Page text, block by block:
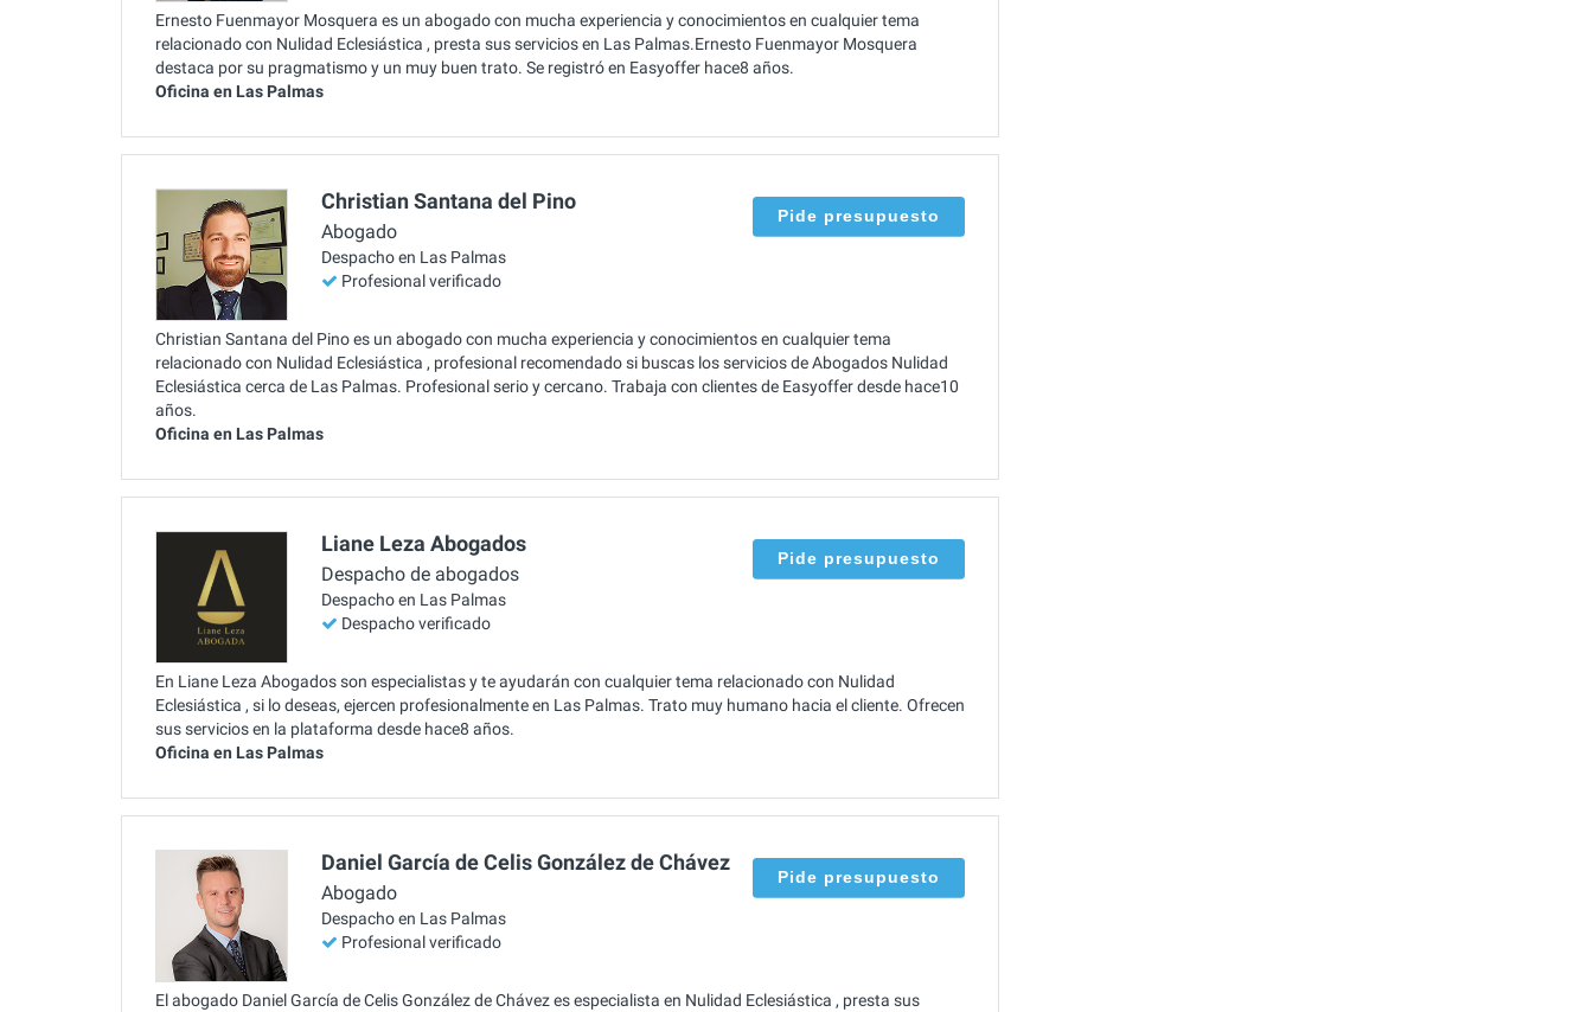
Ernesto Fuenmayor Mosquera es un abogado con mucha experiencia y conocimientos en cualquier tema
relacionado con Nulidad Eclesiástica , presta sus servicios en Las Palmas.Ernesto Fuenmayor Mosquera
destaca por su pragmatismo y un muy buen trato. Se registró en Easyoffer hace8 años.
Oficina en Las Palmas
Christian Santana del Pino
Abogado
Despacho en Las Palmas
Profesional verificado
Pide presupuesto
Christian Santana del Pino es un abogado con mucha experiencia y conocimientos en cualquier tema
relacionado con Nulidad Eclesiástica , profesional recomendado si buscas los servicios de Abogados Nulidad
Eclesiástica cerca de Las Palmas. Profesional serio y cercano. Trabaja con clientes de Easyoffer desde hace10
años.
Oficina en Las Palmas
Liane Leza Abogados
Despacho de abogados
Despacho en Las Palmas
Despacho verificado
Pide presupuesto
En Liane Leza Abogados son especialistas y te ayudarán con cualquier tema relacionado con Nulidad
Eclesiástica , si lo deseas, ejercen profesionalmente en Las Palmas. Trato muy humano hacia el cliente. Ofrecen
sus servicios en la plataforma desde hace8 años.
Oficina en Las Palmas
Daniel García de Celis González de Chávez
Abogado
Despacho en Las Palmas
Profesional verificado
Pide presupuesto
El abogado Daniel García de Celis González de Chávez es especialista en Nulidad Eclesiástica , presta sus